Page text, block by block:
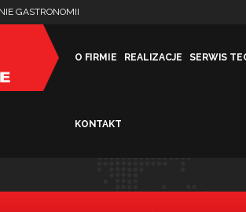
GASTRONOMII
O FIRMIE REALIZACJE SERWIS
KONTAKT